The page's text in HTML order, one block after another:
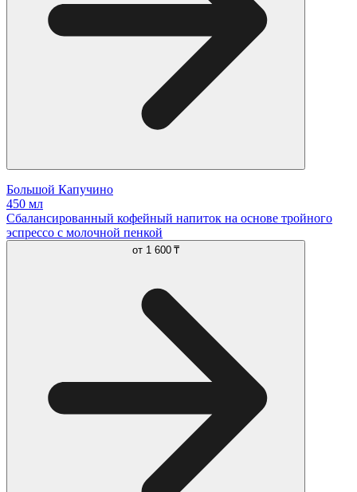
Большой Капучино
450 мл
Сбалансированный кофейный напиток на основе тройного
эспрессо с молочной пенкой
от 1 600 ₸